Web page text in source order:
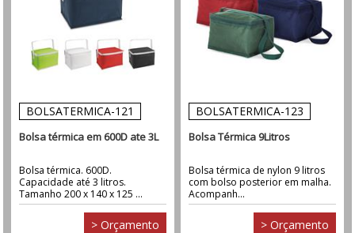
BOLSATERMICA-121
Bolsa térmica em 600D ate 3L
Bolsa térmica. 600D.
Capacidade até 3 litros.
Tamanho 200 x 140 x 125 ...
> Orçamento
BOLSATERMICA-123
Bolsa Térmica 9Litros
Bolsa térmica de nylon 9 litros
com bolso posterior em malha.
Acompanh...
> Orçamento